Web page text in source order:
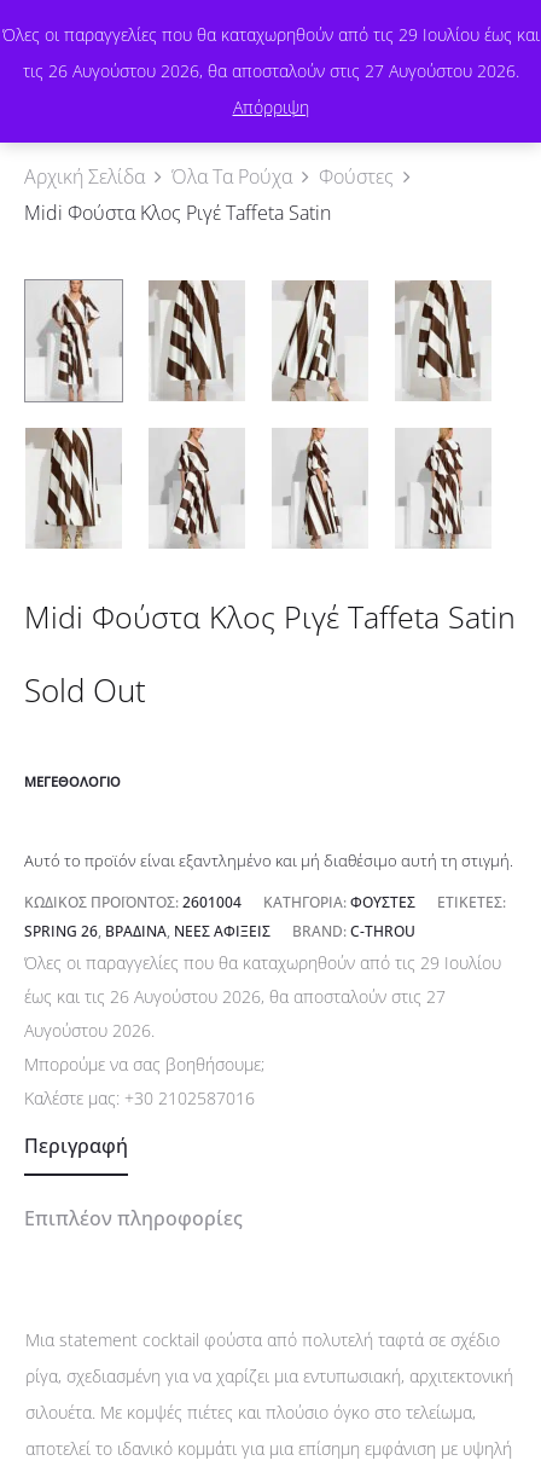
Όλες οι παραγγελίες που θα καταχωρηθούν από τις 29 Ιουλίου έως και
τις 26 Αυγούστου 2026, θα αποσταλούν στις 27 Αυγούστου 2026.
Απόρριψη
Αρχική Σελίδα Όλα Τα Ρούχα
Φούστες
Midi Φούστα Κλος Ριγέ Taffeta Satin
Midi Φούστα Κλος Ριγέ Taffeta Satin
Sold Out
ΜΕΓΕΘΟΛΌΓΙΟ
Αυτό το προϊόν είναι εξαντλημένο και μή διαθέσιμο αυτή τη στιγμή.
ΚΩΔΙΚΌΣ ΠΡΟΪΌΝΤΟΣ:2601004 ΚΑΤΗΓΟΡΊΑ:ΦΟΎΣΤΕΣ
ΕΤΙΚΈΤΕΣ:
SPRING 26, ΒΡΑΔΙΝΆ, ΝΈΕΣ ΑΦΊΞΕΙΣ BRAND:C-THROU
Όλες οι παραγγελίες που θα καταχωρηθούν από τις 29 Ιουλίου
έως και τις 26 Αυγούστου 2026, θα αποσταλούν στις 27
Αυγούστου 2026.
Μπορούμε να σας βοηθήσουμε;
Καλέστε μας: +30 2102587016
Περιγραφή
Επιπλέον πληροφορίες
Μια statement cocktail φούστα από πολυτελή ταφτά σε σχέδιο
ρίγα, σχεδιασμένη για να χαρίζει μια εντυπωσιακή, αρχιτεκτονική
σιλουέτα. Με κομψές πιέτες και πλούσιο όγκο στο τελείωμα,
αποτελεί το ιδανικό κομμάτι για μια επίσημη εμφάνιση με υψηλή